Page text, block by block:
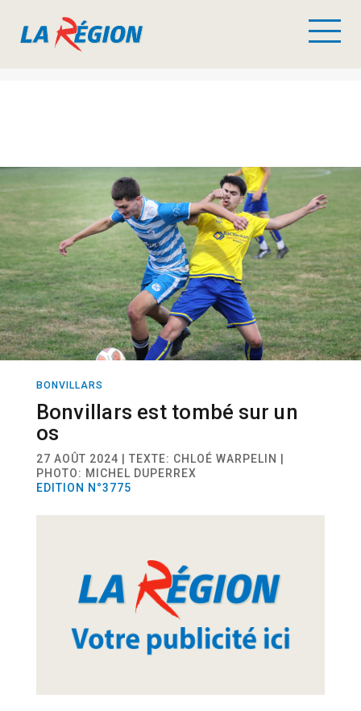
BONVILLARS
Bonvillars est tombé sur un
os
27 AOÛT 2024 | TEXTE: CHLOÉ WARPELIN |
PHOTO: MICHEL DUPERREX
EDITION N°3775